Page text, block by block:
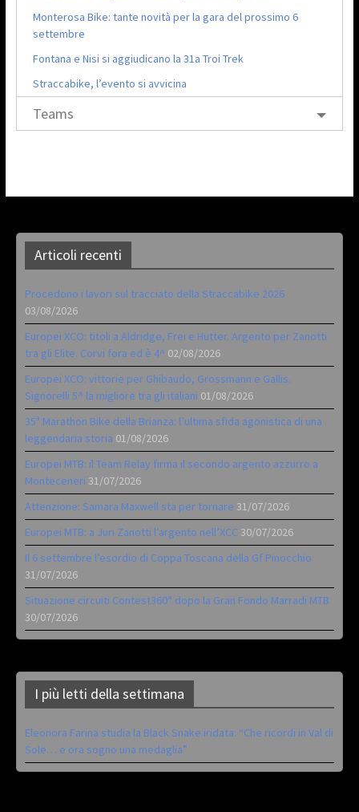
Monterosa Bike: tante novità per la gara del prossimo 6
settembre
Fontana e Nisi si aggiudicano la 31a Troi Trek
Straccabike, l’evento si avvicina
Teams
Articoli recenti
Procedono i lavori sul tracciato della Straccabike 2026
03/08/2026
Europei XCO: titoli a Aldridge, Frei e Hutter. Argento per Zanotti
tra gli Elite. Corvi fora ed è 4^ 02/08/2026
Europei XCO: vittorie per Ghibaudo, Grossmann e Gallis.
Signorelli 5^ la migliore tra gli italiani 01/08/2026
35ª Marathon Bike della Brianza: l’ultima sfida agonistica di una
leggendaria storia 01/08/2026
Europei MTB: il Team Relay firma il secondo argento azzurro a
Monteceneri 31/07/2026
Attenzione: Samara Maxwell sta per tornare 31/07/2026
Europei MTB: a Juri Zanotti l’argento nell’XCC 30/07/2026
Il 6 settembre l’esordio di Coppa Toscana della Gf Pinocchio
31/07/2026
Situazione circuiti Contest360° dopo la Gran Fondo Marradi MTB
30/07/2026
I più letti della settimana
Eleonora Farina studia la Black Snake iridata: “Che ricordi in Val di
Sole… e ora sogno una medaglia”